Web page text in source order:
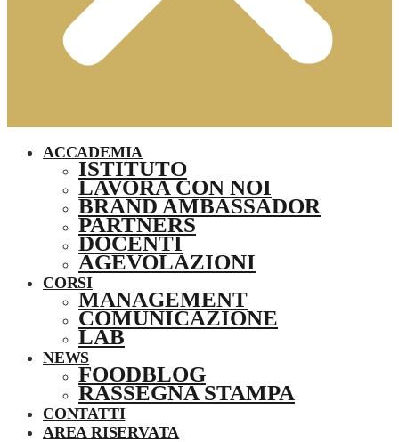
ACCADEMIA
ISTITUTO
LAVORA CON NOI
BRAND AMBASSADOR
PARTNERS
DOCENTI
AGEVOLAZIONI
CORSI
MANAGEMENT
COMUNICAZIONE
LAB
NEWS
FOODBLOG
RASSEGNA STAMPA
CONTATTI
AREA RISERVATA